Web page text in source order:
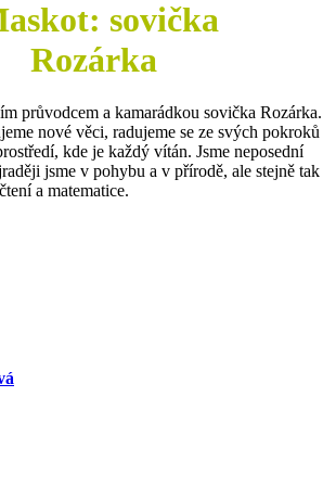
sovička
Rozárka
průvodcem a kamarádkou sovička Rozárka.
nové věci, radujeme se ze svých pokroků
kde je každý vítán. Jsme neposední
jsme v pohybu a v přírodě, ale stejně tak
a matematice.